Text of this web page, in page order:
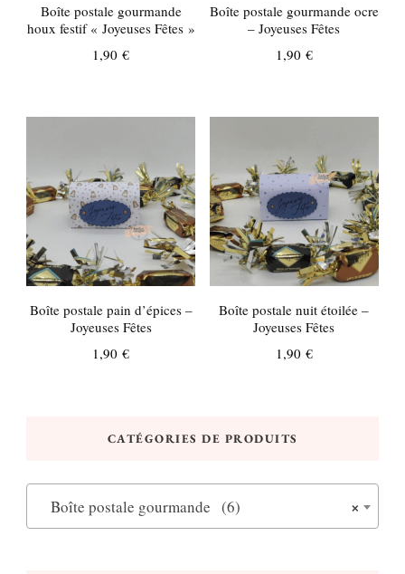
Boîte postale gourmande
houx festif « Joyeuses Fêtes »
1,90€
Boîte postale gourmande ocre
– Joyeuses Fêtes
1,90 €
Boîte postale pain d’épices –
Joyeuses Fêtes
1,90€
Boîte postale nuit étoilée –
Joyeuses Fêtes
1,90 €
CATÉGORIES DE PRODUITS
×
Boîte postale gourmande (6)